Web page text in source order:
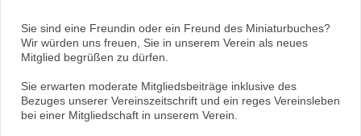
Sie sind eine Freundin oder ein Freund des Miniaturbuches?
Wir würden uns freuen, Sie in unserem Verein als neues
Mitglied begrüßen zu dürfen.
Sie erwarten moderate Mitgliedsbeiträge inklusive des
Bezuges unserer Vereinszeitschrift und ein reges Vereinsleben
bei einer Mitgliedschaft in unserem Verein.